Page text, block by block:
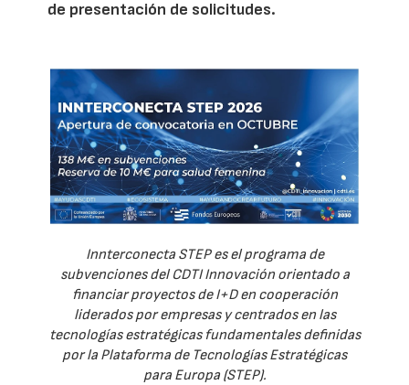
de presentación de solicitudes.
Innterconecta STEP es el programa de
subvenciones del CDTI Innovación orientado a
financiar proyectos de I+D en cooperación
liderados por empresas y centrados en las
tecnologías estratégicas fundamentales definidas
por la Plataforma de Tecnologías Estratégicas
para Europa (STEP).